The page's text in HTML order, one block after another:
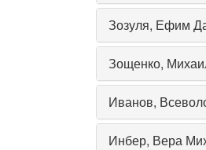
Зозуля, Ефим
Зощенко,
Иванов,
Инбер, Вера